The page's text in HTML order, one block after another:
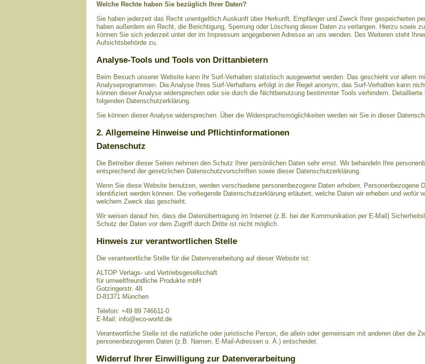
Welche Rechte haben Sie bezüglich Ihrer Daten?
Sie haben jederzeit das Recht unentgeltlich Auskunft über Herkunft, Empfänger und Zweck Ihrer gespeicherten
haben außerdem ein Recht, die Berichtigung, Sperrung oder Löschung dieser Daten zu verlangen. Hierzu sowie
können Sie sich jederzeit unter der im Impressum angegebenen Adresse an uns wenden. Des Weiteren steht
Aufsichtsbehörde zu.
Analyse-Tools und Tools von Drittanbietern
Beim Besuch unserer Website kann Ihr Surf-Verhalten statistisch ausgewertet werden. Das geschieht vor allem
Analyseprogrammen. Die Analyse Ihres Surf-Verhaltens erfolgt in der Regel anonym; das Surf-Verhalten kann
können dieser Analyse widersprechen oder sie durch die Nichtbenutzung bestimmter Tools verhindern.
folgenden Datenschutzerklärung.
Sie können dieser Analyse widersprechen. Über die Widerspruchsmöglichkeiten werden wir Sie in dieser
2. Allgemeine Hinweise und Pflichtinformationen
Datenschutz
Die Betreiber dieser Seiten nehmen den Schutz Ihrer persönlichen Daten sehr ernst. Wir behandeln Ihre
entsprechend der gesetzlichen Datenschutzvorschriften sowie dieser Datenschutzerklärung.
Wenn Sie diese Website benutzen, werden verschiedene personenbezogene Daten erhoben. Personenbezogene
identifiziert werden können. Die vorliegende Datenschutzerklärung erläutert, welche Daten wir erheben und wofür
welchem Zweck das geschieht.
Wir weisen darauf hin, dass die Datenübertragung im Internet (z.B. bei der Kommunikation per E-Mail)
Schutz der Daten vor dem Zugriff durch Dritte ist nicht möglich.
Hinweis zur verantwortlichen Stelle
Die verantwortliche Stelle für die Datenverarbeitung auf dieser Website ist:
ALTOP Verlags- und Vertriebsgesellschaft
für umweltfreundliche Produkte mbH
Gotzingerstr. 48
D-81371 München
Telefon: +49 89 746611-0
E-Mail: info@eco-world.de
Verantwortliche Stelle ist die natürliche oder juristische Person, die allein oder gemeinsam mit anderen über die
personenbezogenen Daten (z.B. Namen, E-Mail-Adressen o. Ä.) entscheidet.
Widerruf Ihrer Einwilligung zur Datenverarbeitung